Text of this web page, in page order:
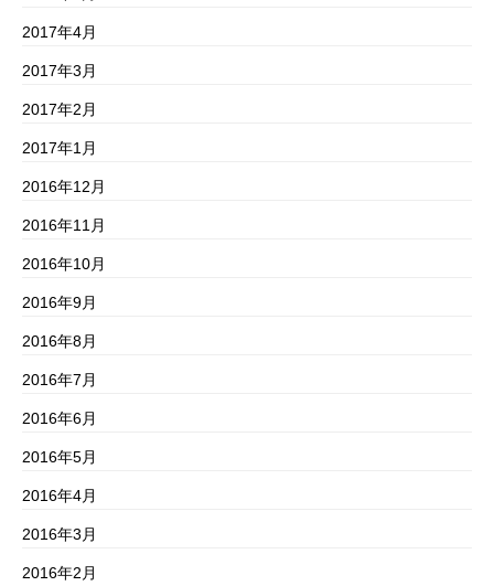
2017年4月
2017年3月
2017年2月
2017年1月
2016年12月
2016年11月
2016年10月
2016年9月
2016年8月
2016年7月
2016年6月
2016年5月
2016年4月
2016年3月
2016年2月